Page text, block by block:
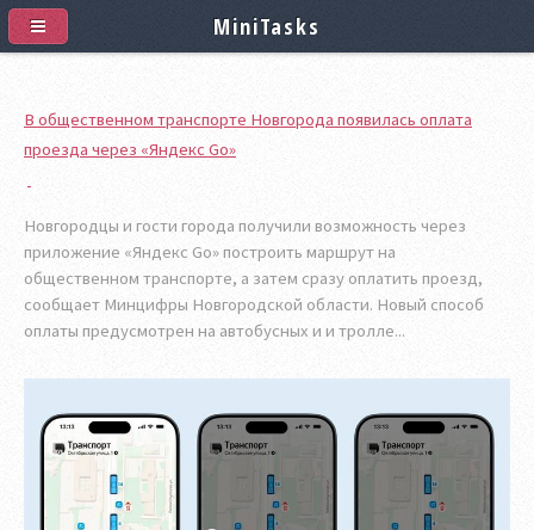
В общественном транспорте Новгорода появилась оплата
проезда через «Яндекс Go»
Новгородцы и гости города получили возможность через
приложение «Яндекс Go» построить маршрут на
общественном транспорте, а затем сразу оплатить проезд,
сообщает Минцифры Новгородской области. Новый способ
оплаты предусмотрен на автобусных и и тролле...
MiniTasks